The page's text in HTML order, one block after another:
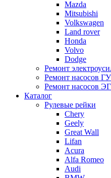
Mazda
Mitsubishi
Volkswagen
Land rover
Honda
Volvo
Dodge
Ремонт
Ремонт насосов
Ремонт насосов
Каталог
Рулевые рейки
Chery
Geely
Great Wall
Lifan
Acura
Alfa Romeo
Audi